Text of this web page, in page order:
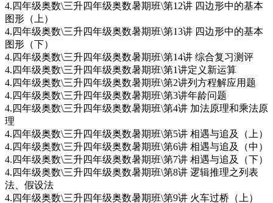
4.四年级奥数\三升四年级奥数暑期班\第12讲 四边形中的基本
图形（上）
4.四年级奥数\三升四年级奥数暑期班\第13讲 四边形中的基本
图形（下）
4.四年级奥数\三升四年级奥数暑期班\第14讲 综合复习测评
4.四年级奥数\三升四年级奥数暑期班\第1讲定义新运算
4.四年级奥数\三升四年级奥数暑期班\第2讲列方程解应用题
4.四年级奥数\三升四年级奥数暑期班\第3讲年龄问题
4.四年级奥数\三升四年级奥数暑期班\第4讲 加法原理和乘法原
理
4.四年级奥数\三升四年级奥数暑期班\第5讲 相遇与追及（上）
4.四年级奥数\三升四年级奥数暑期班\第6讲 相遇与追及（中）
4.四年级奥数\三升四年级奥数暑期班\第7讲 相遇与追及（下）
4.四年级奥数\三升四年级奥数暑期班\第8讲 逻辑推理之列表
法、假设法
4.四年级奥数\三升四年级奥数暑期班\第9讲 火车过桥（上）